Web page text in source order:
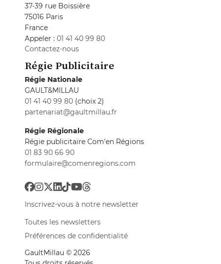
37-39 rue Boissière
75016 Paris
France
Appeler : 01 41 40 99 80
Contactez-nous
Régie Publicitaire
Régie Nationale
GAULT&MILLAU
01 41 40 99 80 (choix 2)
partenariat@gaultmillau.fr
Régie Régionale
Régie publicitaire Com'en Régions
01 83 90 66 90
formulaire@comenregions.com
Inscrivez-vous à notre newsletter
Toutes les newsletters
Préférences de confidentialité
GaultMillau © 2026